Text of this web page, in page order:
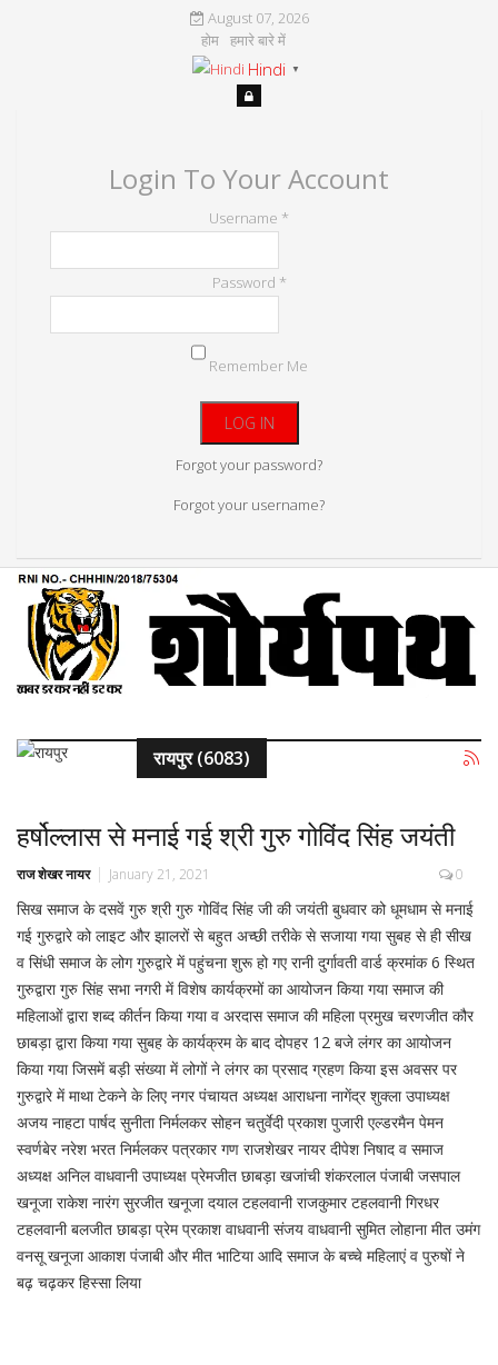
August 07, 2026
होम हमारे बारे में
Hindi ▼
Login To Your Account
Username *
Password *
Remember Me
Forgot your password?
Forgot your username?
रायपुर (6083)
हर्षोल्लास से मनाई गई श्री गुरु गोविंद सिंह जयंती
राज शेखर नायर January 21, 2021 0
सिख समाज के दसवें गुरु श्री गुरु गोविंद सिंह जी की जयंती बुधवार को धूमधाम से मनाई
गई गुरुद्वारे को लाइट और झालरों से बहुत अच्छी तरीके से सजाया गया सुबह से ही सीख
व सिंधी समाज के लोग गुरुद्वारे में पहुंचना शुरू हो गए रानी दुर्गावती वार्ड क्रमांक 6 स्थित
गुरुद्वारा गुरु सिंह सभा नगरी में विशेष कार्यक्रमों का आयोजन किया गया समाज की
महिलाओं द्वारा शब्द कीर्तन किया गया व अरदास समाज की महिला प्रमुख चरणजीत कौर
छाबड़ा द्वारा किया गया सुबह के कार्यक्रम के बाद दोपहर 12 बजे लंगर का आयोजन
किया गया जिसमें बड़ी संख्या में लोगों ने लंगर का प्रसाद ग्रहण किया इस अवसर पर
गुरुद्वारे में माथा टेकने के लिए नगर पंचायत अध्यक्ष आराधना नागेंद्र शुक्ला उपाध्यक्ष
अजय नाहटा पार्षद सुनीता निर्मलकर सोहन चतुर्वेदी प्रकाश पुजारी एल्डरमैन पेमन
स्वर्णबेर नरेश भरत निर्मलकर पत्रकार गण राजशेखर नायर दीपेश निषाद व समाज
अध्यक्ष अनिल वाधवानी उपाध्यक्ष प्रेमजीत छाबड़ा खजांची शंकरलाल पंजाबी जसपाल
खनूजा राकेश नारंग सुरजीत खनूजा दयाल टहलवानी राजकुमार टहलवानी गिरधर
टहलवानी बलजीत छाबड़ा प्रेम प्रकाश वाधवानी संजय वाधवानी सुमित लोहाना मीत उमंग
वनसू खनूजा आकाश पंजाबी और मीत भाटिया आदि समाज के बच्चे महिलाएं व पुरुषों ने
बढ़ चढ़कर हिस्सा लिया